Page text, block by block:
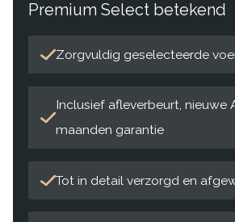
Premium Select betekend
Zorgvuldig geselecteerde
Inclusief afleverbeurt, nieuwe
maanden garantie
Tot in detail verzorgd en